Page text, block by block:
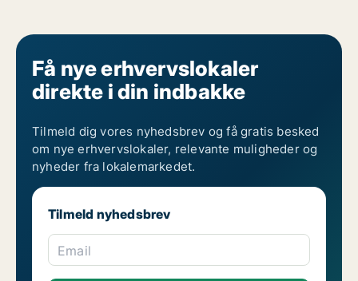
Få nye erhvervslokaler
direkte i din indbakke
Tilmeld dig vores nyhedsbrev og få gratis besked
om nye erhvervslokaler, relevante muligheder og
nyheder fra lokalemarkedet.
Tilmeld nyhedsbrev
Email